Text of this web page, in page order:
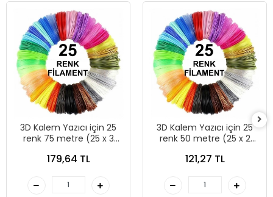
3D Kalem Yazıcı için 25
renk 75 metre (25 x 3
179,64 TL
3D Kalem Yazıcı için 25
renk 50 metre (25 x 2
121,27 TL